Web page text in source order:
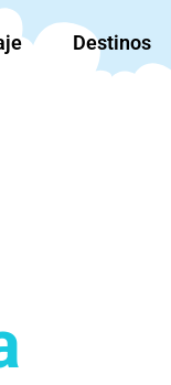
Destinos